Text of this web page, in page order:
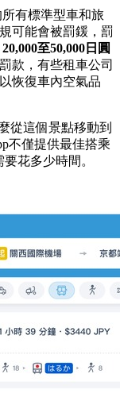
所有標準型車和旅
可能會被罰鍰，罰
20,000至50,000日圓
款，有些租車公司
恢復車內空氣品
從這個景點移動到
不僅提供最佳搭乘
花多少時間。